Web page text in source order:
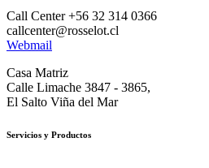
Call Center +56 32 314 0366
callcenter@rosselot.cl
Webmail
Casa Matriz
Calle Limache 3847 - 3865,
El Salto Viña del Mar
Servicios y Productos